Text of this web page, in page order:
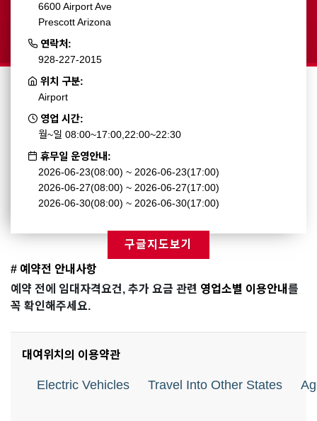
6600 Airport Ave
Prescott Arizona
연락처:
928-227-2015
위치 구분:
Airport
영업 시간:
월~일 08:00~17:00,22:00~22:30
휴무일 운영안내:
2026-06-23(08:00) ~ 2026-06-23(17:00)
2026-06-27(08:00) ~ 2026-06-27(17:00)
2026-06-30(08:00) ~ 2026-06-30(17:00)
구글지도보기
# 예약전 안내사항
예약 전에 임대자격요건, 추가 요금 관련 영업소별 이용안내 를
꼭 확인해주세요.
대여위치의 이용약관
Electric Vehicles Travel Into Other States